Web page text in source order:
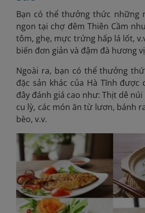
Bạn có thể thưởng thức những
ngon tại chợ đêm Thiên Cầm
tôm, ghẹ, mực trứng hấp lá lốt,
biến đơn giản và đậm đà hương
Ngoài ra, bạn có thể thưởng
đặc sản khác của Hà Tĩnh được
đây đánh giá cao như: Thịt dê
cu lỳ, các món ăn từ lươn, bánh
bèo, v.v.